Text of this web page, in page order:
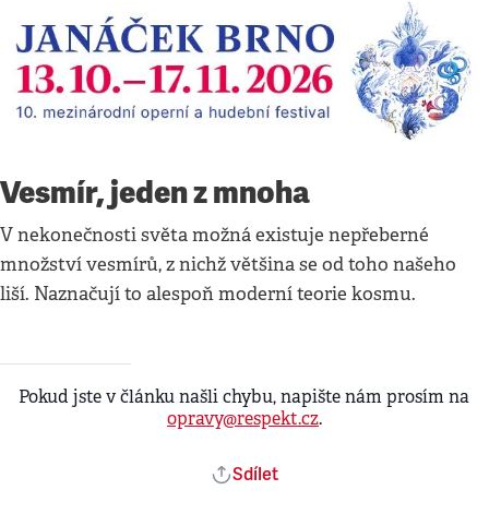
Vesmír, jeden z mnoha
V nekonečnosti světa možná existuje nepřeberné
množství vesmírů, z nichž většina se od toho našeho
liší. Naznačují to alespoň moderní teorie kosmu.
Pokud jste v článku našli chybu, napište nám prosím na
opravy@respekt.cz.
Sdílet